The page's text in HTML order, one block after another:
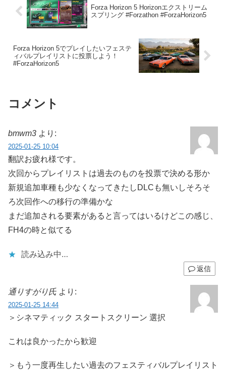
Forza Horizon 5 Horizonエクストリーム
スプリング #Forzathon #ForzaHorizon5
Forza Horizon 5でプレイしたいフェステ
ィバルプレイリストに投票しよう！
#ForzaHorizon5
コメント
bmwm3 より:
2025-01-25 10:04
翻訳お疲れ様です。
次回からプレイリストは過去のものを投票で決める形か
新規追加車種も少なくなってきたしDLCも無いしそろそ
ろ次回作への移行の準備かな
まだ追加される要素があると言ってはいるけどこの感じ、
FH4の時と似てる
読み込み中…
返信
通りすがり氏 より:
2025-01-25 14:44
＞シネマティック スタートスクリーン 選択
これは良かったから歓迎
＞もう一度再生したい過去のフェスティバルプレイリスト